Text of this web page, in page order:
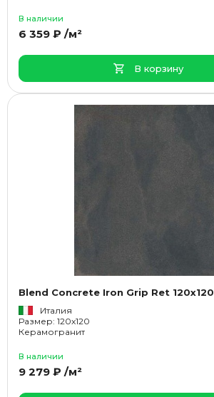
В наличии
6 359 ₽ /м²
В корзину
Blend Concrete Iron Grip Ret 120x120
Италия
Размер: 120x120
Керамогранит
В наличии
9 279 ₽ /м²